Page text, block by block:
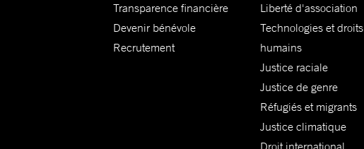
Transparence financière
Devenir bénévole
Recrutement
Liberté d'association
Technologies et droits
humains
Justice raciale
Justice de genre
Réfugiés et migrants
Justice climatique
Droit international